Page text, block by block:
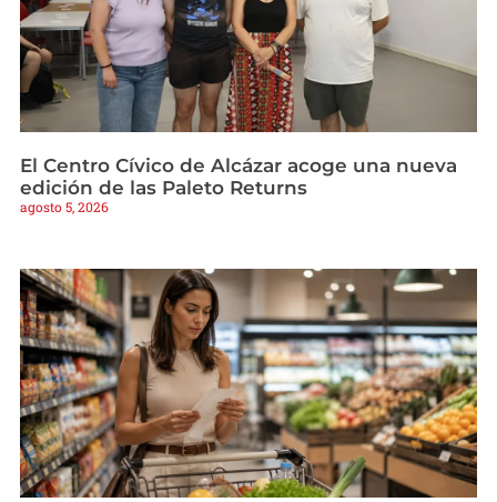
El Centro Cívico de Alcázar acoge una nueva
edición de las Paleto Returns
agosto 5, 2026